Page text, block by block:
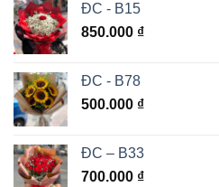
ĐC - B15
850.000 ₫
ĐC - B78
500.000 ₫
ĐC – B33
700.000 ₫